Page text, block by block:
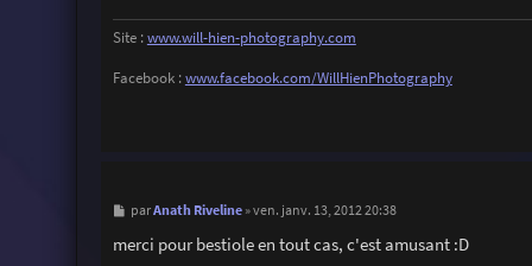
Site :www.will-hien-photography.com
Facebook :www.facebook.com/WillHienPhotography
M
s
s
parAnath Riveline»ven. janv. 13, 2012 20:38
merci pour bestiole en tout cas, c'est amusant :D